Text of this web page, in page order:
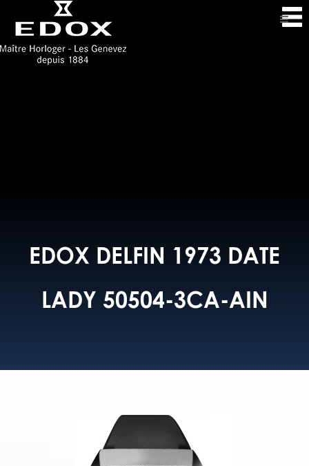
EDOX DELFIN 1973 DATE
LADY 50504-3CA-AIN